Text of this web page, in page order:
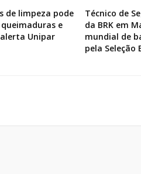
de limpeza pode
e
Unipar
Técnico de
da BRK em
mundial de
pela Seleção